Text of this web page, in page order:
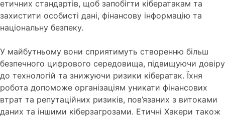
етичних стандартів, щоб запобігти кібератакам та
захистити особисті дані, фінансову інформацію та
національну безпеку.
У майбутньому вони сприятимуть створенню більш
безпечного цифрового середовища, підвищуючи довіру
до технологій та знижуючи ризики кібератак. Їхня
робота допоможе організаціям уникати фінансових
втрат та репутаційних ризиків, пов’язаних з витоками
даних та іншими кіберзагрозами. Етичні Хакери також